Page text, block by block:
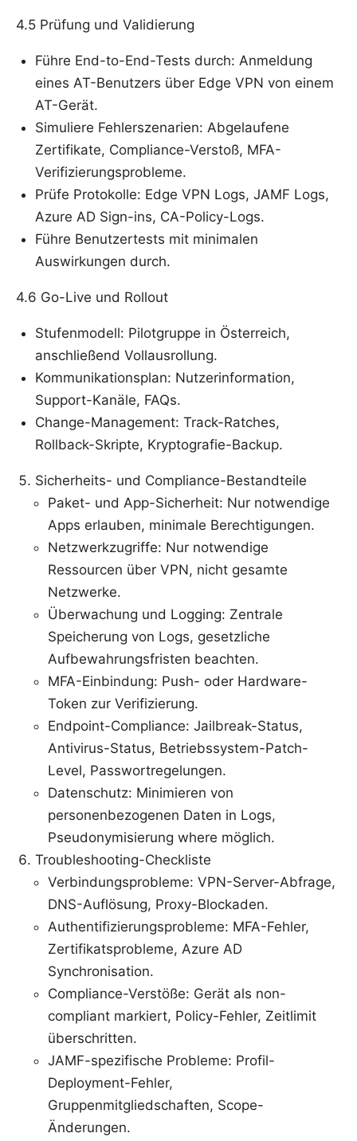
4.5 Prüfung und Validierung
Führe End-to-End-Tests durch: Anmeldung
eines AT-Benutzers über Edge VPN von einem
AT-Gerät.
Simuliere Fehlerszenarien: Abgelaufene
Zertifikate, Compliance-Verstoß, MFA-
Verifizierungsprobleme.
Prüfe Protokolle: Edge VPN Logs, JAMF Logs,
Azure AD Sign-ins, CA-Policy-Logs.
Führe Benutzertests mit minimalen
Auswirkungen durch.
4.6 Go-Live und Rollout
Stufenmodell: Pilotgruppe in Österreich,
anschließend Vollausrollung.
Kommunikationsplan: Nutzerinformation,
Support-Kanäle, FAQs.
Change-Management: Track-Ratches,
Rollback-Skripte, Kryptografie-Backup.
Sicherheits- und Compliance-Bestandteile
Paket- und App-Sicherheit: Nur notwendige
Apps erlauben, minimale Berechtigungen.
Netzwerkzugriffe: Nur notwendige
Ressourcen über VPN, nicht gesamte
Netzwerke.
Überwachung und Logging: Zentrale
Speicherung von Logs, gesetzliche
Aufbewahrungsfristen beachten.
MFA-Einbindung: Push- oder Hardware-
Token zur Verifizierung.
Endpoint-Compliance: Jailbreak-Status,
Antivirus-Status, Betriebssystem-Patch-
Level, Passwortregelungen.
Datenschutz: Minimieren von
personenbezogenen Daten in Logs,
Pseudonymisierung where möglich.
Troubleshooting-Checkliste
Verbindungsprobleme: VPN-Server-Abfrage,
DNS-Auflösung, Proxy-Blockaden.
Authentifizierungsprobleme: MFA-Fehler,
Zertifikatsprobleme, Azure AD
Synchronisation.
Compliance-Verstöße: Gerät als non-
compliant markiert, Policy-Fehler, Zeitlimit
überschritten.
JAMF-spezifische Probleme: Profil-
Deployment-Fehler,
Gruppenmitgliedschaften, Scope-
Änderungen.